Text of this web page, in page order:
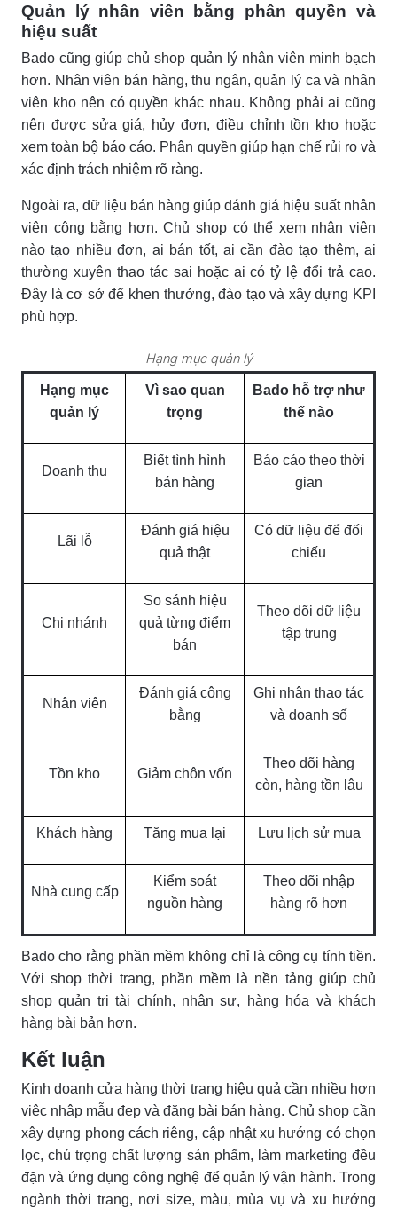
Quản lý nhân viên bằng phân quyền và
hiệu suất
Bado cũng giúp chủ shop quản lý nhân viên minh bạch
hơn. Nhân viên bán hàng, thu ngân, quản lý ca và nhân
viên kho nên có quyền khác nhau. Không phải ai cũng
nên được sửa giá, hủy đơn, điều chỉnh tồn kho hoặc
xem toàn bộ báo cáo. Phân quyền giúp hạn chế rủi ro và
xác định trách nhiệm rõ ràng.
Ngoài ra, dữ liệu bán hàng giúp đánh giá hiệu suất nhân
viên công bằng hơn. Chủ shop có thể xem nhân viên
nào tạo nhiều đơn, ai bán tốt, ai cần đào tạo thêm, ai
thường xuyên thao tác sai hoặc ai có tỷ lệ đổi trả cao.
Đây là cơ sở để khen thưởng, đào tạo và xây dựng KPI
phù hợp.
Hạng mục quản lý
Hạng mục
quản lý
Vì sao quan
trọng
Bado hỗ trợ như
thế nào
Doanh thu
Biết tình hình
bán hàng
Báo cáo theo thời
gian
Lãi lỗ
Đánh giá hiệu
quả thật
Có dữ liệu để đối
chiếu
Chi nhánh
So sánh hiệu
quả từng điểm
bán
Theo dõi dữ liệu
tập trung
Nhân viên
Đánh giá công
bằng
Ghi nhận thao tác
và doanh số
Tồn kho Giảm chôn vốn
Theo dõi hàng
còn, hàng tồn lâu
Khách hàng Tăng mua lại Lưu lịch sử mua
Nhà cung cấp
Kiểm soát
nguồn hàng
Theo dõi nhập
hàng rõ hơn
Bado cho rằng phần mềm không chỉ là công cụ tính tiền.
Với shop thời trang, phần mềm là nền tảng giúp chủ
shop quản trị tài chính, nhân sự, hàng hóa và khách
hàng bài bản hơn.
Kết luận
Kinh doanh cửa hàng thời trang hiệu quả cần nhiều hơn
việc nhập mẫu đẹp và đăng bài bán hàng. Chủ shop cần
xây dựng phong cách riêng, cập nhật xu hướng có chọn
lọc, chú trọng chất lượng sản phẩm, làm marketing đều
đặn và ứng dụng công nghệ để quản lý vận hành. Trong
ngành thời trang, nơi size, màu, mùa vụ và xu hướng